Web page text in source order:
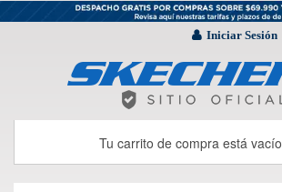
Iniciar Sesión
Tu carrito de compra está vacío